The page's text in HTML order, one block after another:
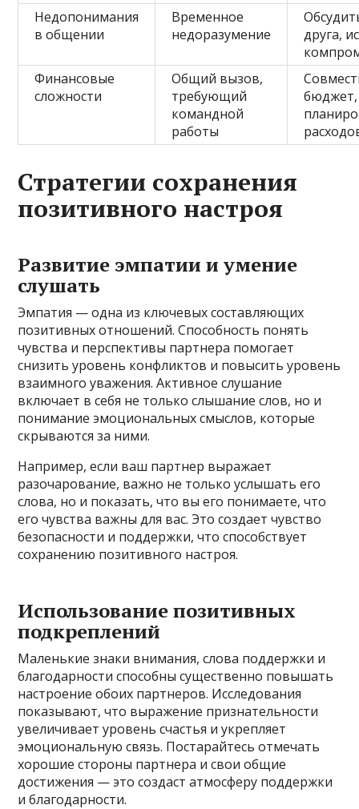
Недопонимания
в общении
Временное
недоразумение
друга,
Финансовые
сложности
Общий вызов,
требующий
командной
работы
бюджет,
Стратегии сохранения
позитивного настроя
Развитие эмпатии и умение
слушать
Эмпатия — одна из ключевых составляющих
позитивных отношений. Способность понять
чувства и перспективы партнера помогает
снизить уровень конфликтов и повысить уровень
взаимного уважения. Активное слушание
включает в себя не только слышание слов, но и
понимание эмоциональных смыслов, которые
скрываются за ними.
Например, если ваш партнер выражает
разочарование, важно не только услышать его
слова, но и показать, что вы его понимаете, что
его чувства важны для вас. Это создает чувство
безопасности и поддержки, что способствует
сохранению позитивного настроя.
Использование позитивных
подкреплений
Маленькие знаки внимания, слова поддержки и
благодарности способны существенно повышать
настроение обоих партнеров. Исследования
показывают, что выражение признательности
увеличивает уровень счастья и укрепляет
эмоциональную связь. Постарайтесь отмечать
хорошие стороны партнера и свои общие
достижения — это создаст атмосферу поддержки
и благодарности.